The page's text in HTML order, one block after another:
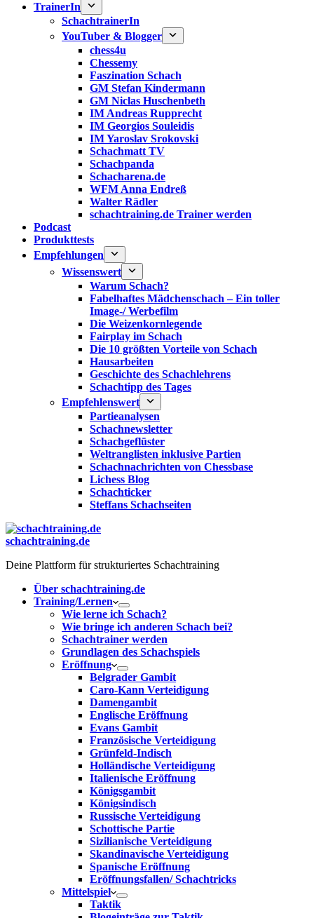
TrainerIn
SchachtrainerIn
YouTuber & Blogger
chess4u
Chessemy
Faszination Schach
GM Stefan Kindermann
GM Niclas Huschenbeth
IM Andreas Rupprecht
IM Georgios Souleidis
IM Yaroslav Srokovski
Schachmatt TV
Schachpanda
Schacharena.de
WFM Anna Endreß
Walter Rädler
schachtraining.de Trainer werden
Podcast
Produkttests
Empfehlungen
Wissenswert
Warum Schach?
Fabelhaftes Mädchenschach – Ein toller
Image-/ Werbefilm
Die Weizenkornlegende
Fairplay im Schach
Die 10 größten Vorteile von Schach‎
Hausarbeiten
Geschichte des Schachlehrens
Schachtipp des Tages
Empfehlenswert
Partieanalysen
Schachnewsletter
Schachgeflüster
Weltranglisten inklusive Partien
Schachnachrichten von Chessbase
Lichess Blog
Schachticker
Steffans Schachseiten
schachtraining.de
Deine Plattform für strukturiertes Schachtraining
Über schachtraining.de
Training/Lernen
Wie lerne ich Schach?
Wie bringe ich anderen Schach bei?
Schachtrainer werden
Grundlagen des Schachspiels
Eröffnung
Belgrader Gambit
Caro-Kann Verteidigung
Damengambit
Englische Eröffnung
Evans Gambit
Französische Verteidigung
Grünfeld-Indisch
Holländische Verteidigung
Italienische Eröffnung
Königsgambit
Königsindisch
Russische Verteidigung
Schottische Partie
Sizilianische Verteidigung
Skandinavische Verteidigung
Spanische Eröffnung
Eröffnungsfallen/ Schachtricks
Mittelspiel
Taktik